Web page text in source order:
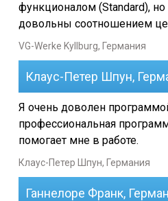
Часто задаваемые
Руководство
Лицензионное
функционалом (Standard),
довольны соотношением
VG-Werke Kyllburg, Германия
Клаус-Петер Шпун,
Я очень доволен
профессиональная
помогает мне в работе.
Клаус-Петер Шпун, Германия
Ганнелоре Франк,